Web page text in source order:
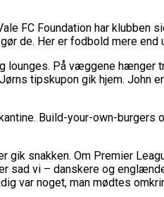
FC Foundation har
de. Her er fodbold mere end
På væggene
tipskupon gik hjem.
Build-your-own-
gik snakken. Om Premier
vi – danskere og
var noget, man mødtes